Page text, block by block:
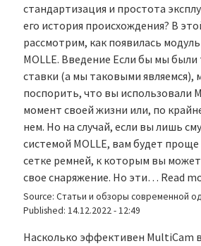
стандартизация и простота
его история происхождения? В
рассмотрим, как появилась
MOLLE. Введение Если бы мы были
ставки (а мы таковыми
поспорить, что вы использовали
момент своей жизни или, по
нем. Но на случай, если вы лишь
системой MOLLE, вам будет
сетке ремней, к которым вы
свое снаряжение. Но эти… Read
Source: Статьи и обзоры современной
Published: 14.12.2022 - 12:49
Насколько эффективен MultiCam